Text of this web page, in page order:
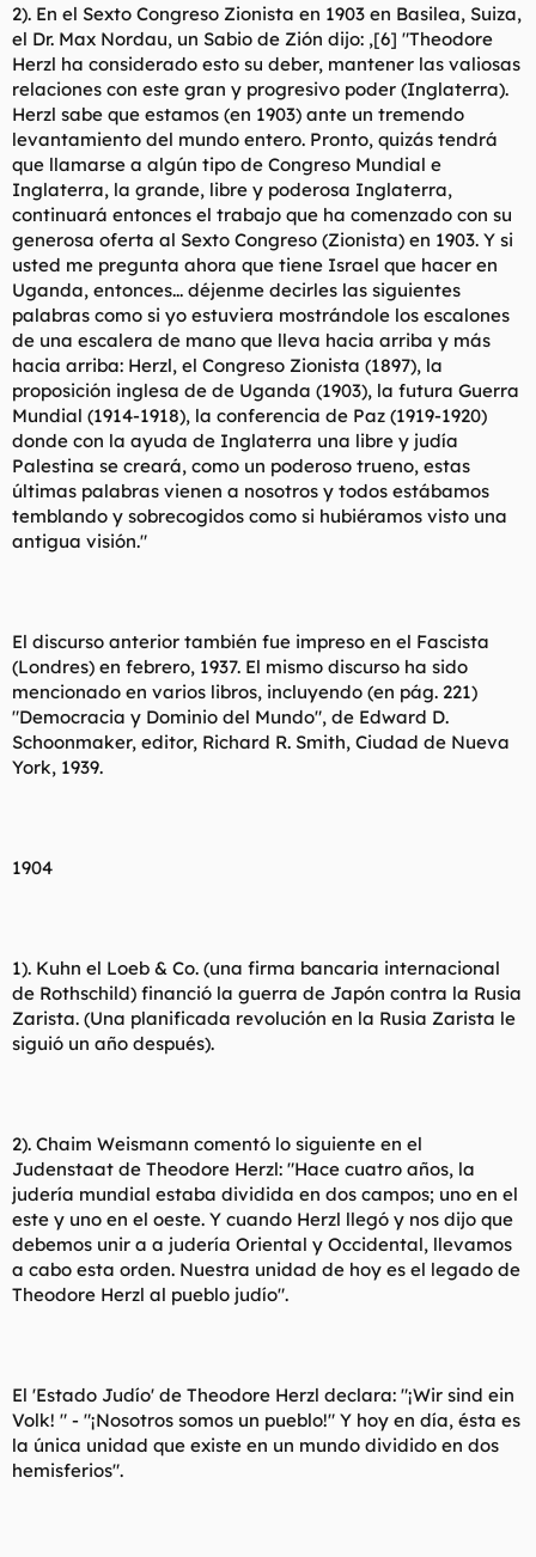
2). En el Sexto Congreso Zionista en 1903 en Basilea, Suiza,
el Dr. Max Nordau, un Sabio de Zión dijo: ,[6] "Theodore
Herzl ha considerado esto su deber, mantener las valiosas
relaciones con este gran y progresivo poder (Inglaterra).
Herzl sabe que estamos (en 1903) ante un tremendo
levantamiento del mundo entero. Pronto, quizás tendrá
que llamarse a algún tipo de Congreso Mundial e
Inglaterra, la grande, libre y poderosa Inglaterra,
continuará entonces el trabajo que ha comenzado con su
generosa oferta al Sexto Congreso (Zionista) en 1903. Y si
usted me pregunta ahora que tiene Israel que hacer en
Uganda, entonces... déjenme decirles las siguientes
palabras como si yo estuviera mostrándole los escalones
de una escalera de mano que lleva hacia arriba y más
hacia arriba: Herzl, el Congreso Zionista (1897), la
proposición inglesa de de Uganda (1903), la futura Guerra
Mundial (1914-1918), la conferencia de Paz (1919-1920)
donde con la ayuda de Inglaterra una libre y judía
Palestina se creará, como un poderoso trueno, estas
últimas palabras vienen a nosotros y todos estábamos
temblando y sobrecogidos como si hubiéramos visto una
antigua visión."
El discurso anterior también fue impreso en el Fascista
(Londres) en febrero, 1937. El mismo discurso ha sido
mencionado en varios libros, incluyendo (en pág. 221)
"Democracia y Dominio del Mundo", de Edward D.
Schoonmaker, editor, Richard R. Smith, Ciudad de Nueva
York, 1939.
1904
1). Kuhn el Loeb & Co. (una firma bancaria internacional
de Rothschild) financió la guerra de Japón contra la Rusia
Zarista. (Una planificada revolución en la Rusia Zarista le
siguió un año después).
2). Chaim Weismann comentó lo siguiente en el
Judenstaat de Theodore Herzl: "Hace cuatro años, la
judería mundial estaba dividida en dos campos; uno en el
este y uno en el oeste. Y cuando Herzl llegó y nos dijo que
debemos unir a a judería Oriental y Occidental, llevamos
a cabo esta orden. Nuestra unidad de hoy es el legado de
Theodore Herzl al pueblo judío".
El 'Estado Judío' de Theodore Herzl declara: "¡Wir sind ein
Volk! " - "¡Nosotros somos un pueblo!" Y hoy en día, ésta es
la única unidad que existe en un mundo dividido en dos
hemisferios".